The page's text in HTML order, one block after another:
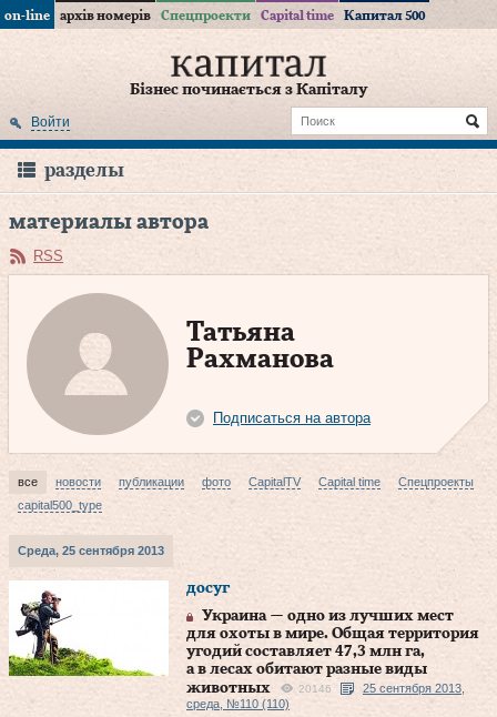
on-line архів номерів Спецпроекти Capital time Капитал 500
Бізнес починається з Капіталу
Войти
разделы
материалы автора
RSS
Татьяна
Рахманова
Подписаться на автора
все новости публикации фото CapitalTV Capital time
Спецпроекты
capital500_type
Среда, 25 сентября 2013
досуг
Украина — одно из лучших мест
для охоты в мире. Общая территория
угодий составляет 47,3 млн га,
а в лесах обитают разные виды
животных
20146
25 сентября 2013,
среда, №110 (110)